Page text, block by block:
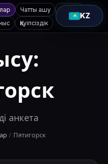
Чатты ашу
Қолдау
Қауіпсіздік
KZ
анкета
/ Пятигорск